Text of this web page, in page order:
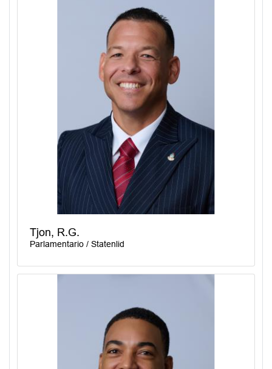
Tjon, R.G.
Parlamentario / Statenlid